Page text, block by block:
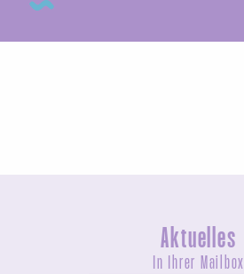
Aktuelles
In Ihrer Mailbox